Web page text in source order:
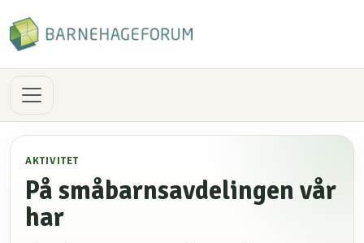
AKTIVITET
På småbarnsavdelingen vår
har